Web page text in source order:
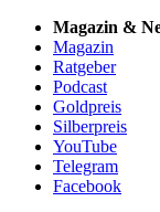
Magazin &
Magazin
Ratgeber
Podcast
Goldpreis
Silberpreis
YouTube
Telegram
Facebook